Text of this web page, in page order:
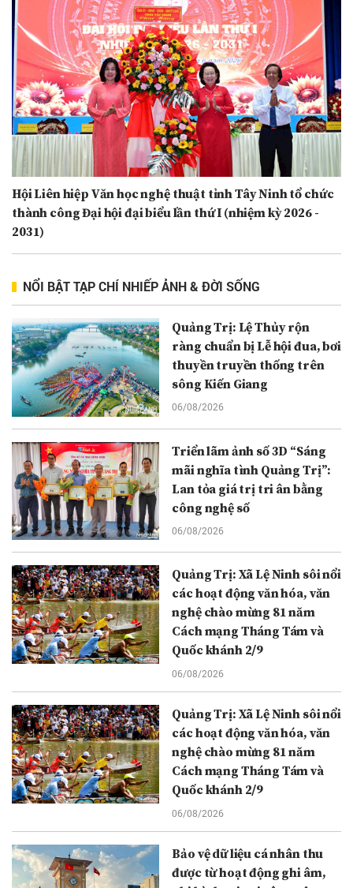
Hội Liên hiệp Văn học nghệ thuật tỉnh Tây Ninh tổ chức
thành công Đại hội đại biểu lần thứ I (nhiệm kỳ 2026 -
2031)
NỔI BẬT TẠP CHÍ NHIẾP ẢNH & ĐỜI SỐNG
Quảng Trị: Lệ Thủy rộn
ràng chuẩn bị Lễ hội đua, bơi
thuyền truyền thống trên
sông Kiến Giang
06/08/2026
Triển lãm ảnh số 3D “Sáng
mãi nghĩa tình Quảng Trị”:
Lan tỏa giá trị tri ân bằng
công nghệ số
06/08/2026
Quảng Trị: Xã Lệ Ninh sôi nổi
các hoạt động văn hóa, văn
nghệ chào mừng 81 năm
Cách mạng Tháng Tám và
Quốc khánh 2/9
06/08/2026
Quảng Trị: Xã Lệ Ninh sôi nổi
các hoạt động văn hóa, văn
nghệ chào mừng 81 năm
Cách mạng Tháng Tám và
Quốc khánh 2/9
06/08/2026
Bảo vệ dữ liệu cá nhân thu
được từ hoạt động ghi âm,